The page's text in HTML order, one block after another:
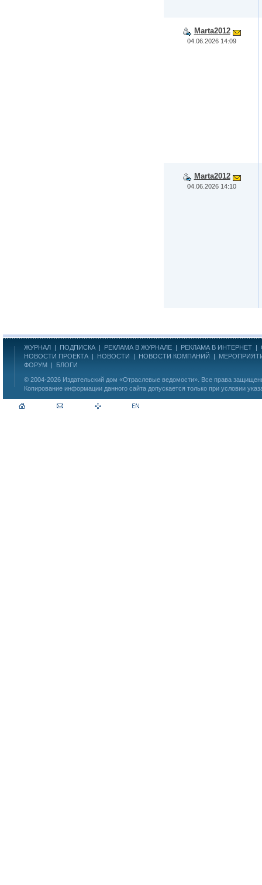
Marta2012
04.06.2026 14:09
Marta2012
04.06.2026 14:10
ЖУРНАЛ | ПОДПИСКА | РЕКЛАМА В ЖУРНАЛЕ | РЕКЛАМА В ИНТЕРНЕТ |
НОВОСТИ ПРОЕКТА | НОВОСТИ | НОВОСТИ КОМПАНИЙ |
ФОРУМ | БЛОГИ
© 2004-2026 Издательский дом «Отраслевые ведомости» . Все права
Копирование информации данного сайта допускается только при условии